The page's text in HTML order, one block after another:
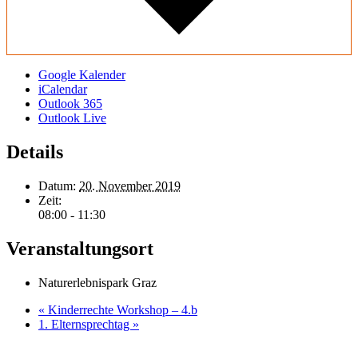
Google Kalender
iCalendar
Outlook 365
Outlook Live
Details
Datum: 20. November 2019
Zeit:
08:00 - 11:30
Veranstaltungsort
Naturerlebnispark Graz
« Kinderrechte Workshop – 4.b
1. Elternsprechtag »